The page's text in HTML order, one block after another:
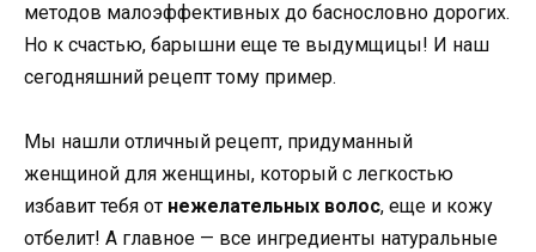
методов малоэффективных до баснословно дорогих.
Но к счастью, барышни еще те выдумщицы! И наш
сегодняшний рецепт тому пример.
Мы нашли отличный рецепт, придуманный
женщиной для женщины, который с легкостью
избавит тебя от нежелательных волос, еще и кожу
отбелит! А главное — все ингредиенты натуральные